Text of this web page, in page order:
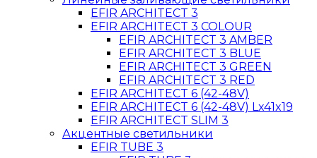
EFIR ARCHITECT 3
EFIR ARCHITECT 3 COLOUR
EFIR ARCHITECT 3 AMBER
EFIR ARCHITECT 3 BLUE
EFIR ARCHITECT 3 GREEN
EFIR ARCHITECT 3 RED
EFIR ARCHITECT 6 (42-48V)
EFIR ARCHITECT 6 (42-48V) Lx41x19
EFIR ARCHITECT SLIM 3
Акцентные светильники
EFIR TUBE 3